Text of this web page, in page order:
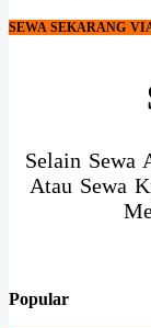
SEWA SEKARANG
Selain Sewa
Atau Sewa
Popular